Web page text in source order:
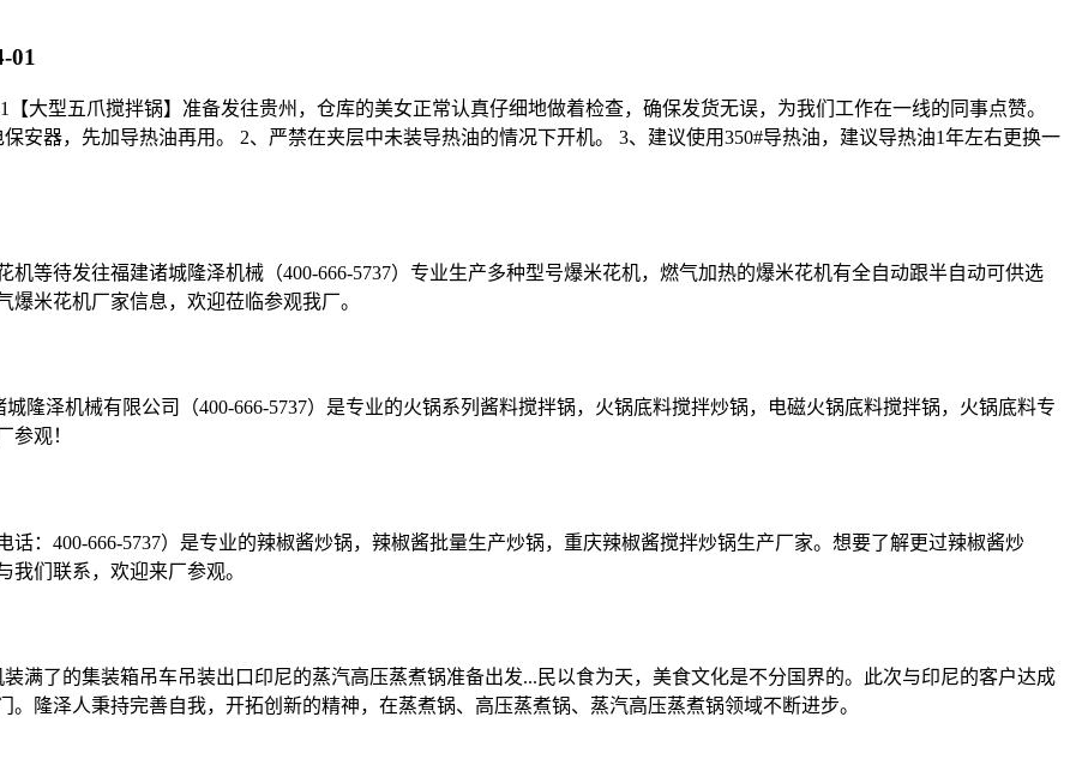
01
大型五爪搅拌锅】准备发往贵州，仓库的美女正常认真仔细地做着检查，确保发货无误，为我们工作在一线的同事点赞。
安器，先加导热油再用。 2、严禁在夹层中未装导热油的情况下开机。 3、建议使用350#导热油，建议导热油1年左右更换一
等待发往福建诸城隆泽机械（400-666-5737）专业生产多种型号爆米花机，燃气加热的爆米花机有全自动跟半自动可供选
米花机厂家信息，欢迎莅临参观我厂。
隆泽机械有限公司（400-666-5737）是专业的火锅系列酱料搅拌锅，火锅底料搅拌炒锅，电磁火锅底料搅拌锅，火锅底料专
参观！
：400-666-5737）是专业的辣椒酱炒锅，辣椒酱批量生产炒锅，重庆辣椒酱搅拌炒锅生产厂家。想要了解更过辣椒酱炒
们联系，欢迎来厂参观。
满了的集装箱吊车吊装出口印尼的蒸汽高压蒸煮锅准备出发...民以食为天，美食文化是不分国界的。此次与印尼的客户达成
隆泽人秉持完善自我，开拓创新的精神，在蒸煮锅、高压蒸煮锅、蒸汽高压蒸煮锅领域不断进步。